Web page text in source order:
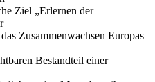
Ziel „Erlernen der
Zusammenwachsen Europas
Bestandteil einer